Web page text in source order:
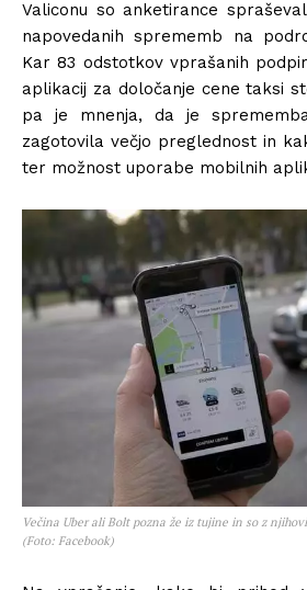
Valiconu so anketirance
napovedanih sprememb na
Kar 83 odstotkov vprašanih
aplikacij za določanje cene taksi
pa je mnenja, da je
zagotovila večjo preglednost in
ter možnost uporabe mobilnih
Večina Uber ali Bolt pozna že iz tujine in so z
(Foto: Facebook)